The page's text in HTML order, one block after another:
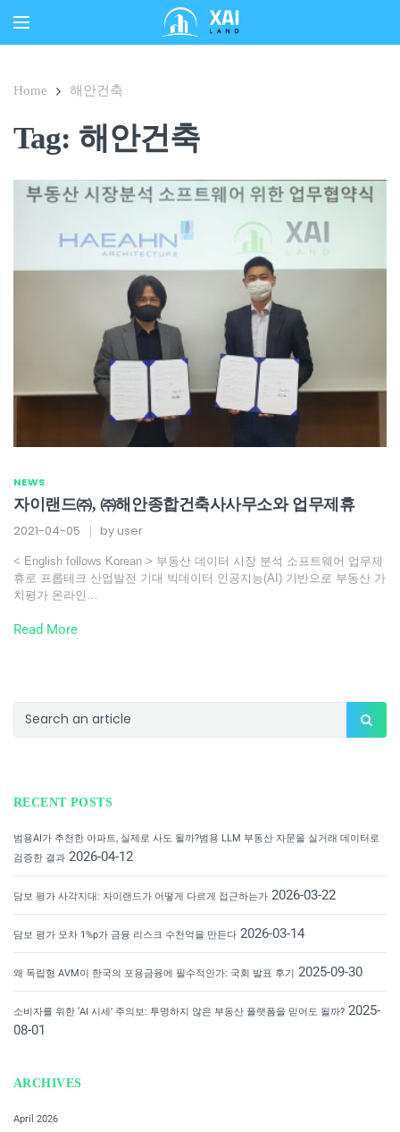
Home 해안건축
Tag: 해안건축
NEWS
자이랜드㈜, ㈜해안종합건축사사무소와 업무제휴
2021-04-05 by user
< English follows Korean > 부동산 데이터 시장 분석 소프트웨어 업무제
휴로 프롭테크 산업발전 기대 빅데이터 인공지능(AI) 기반으로 부동산 가
치평가 온라인…
Read More
RECENT POSTS
범용AI가 추천한 아파트, 실제로 사도 될까?범용 LLM 부동산 자문을 실거래 데이터로
검증한 결과 2026-04-12
담보 평가 사각지대: 자이랜드가 어떻게 다르게 접근하는가 2026-03-22
담보 평가 오차 1%p가 금융 리스크 수천억을 만든다 2026-03-14
왜 독립형 AVM이 한국의 포용금융에 필수적인가: 국회 발표 후기 2025-09-30
소비자를 위한 ‘AI 시세’ 주의보: 투명하지 않은 부동산 플랫폼을 믿어도 될까? 2025-
08-01
ARCHIVES
April 2026